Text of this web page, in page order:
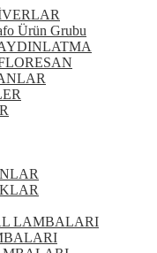
Ürün Grubu
LAMBALARI